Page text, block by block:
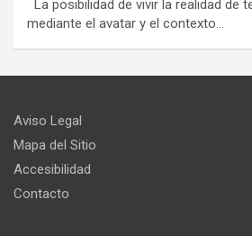
La posibilidad de vivir la realidad de
mediante el avatar y el contexto…
Aviso Legal
Mapa del Sitio
Accesibilidad
Contacto